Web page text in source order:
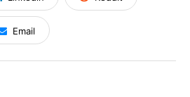
Email